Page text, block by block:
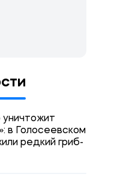
уничтожит
в Голосеевском
редкий гриб-